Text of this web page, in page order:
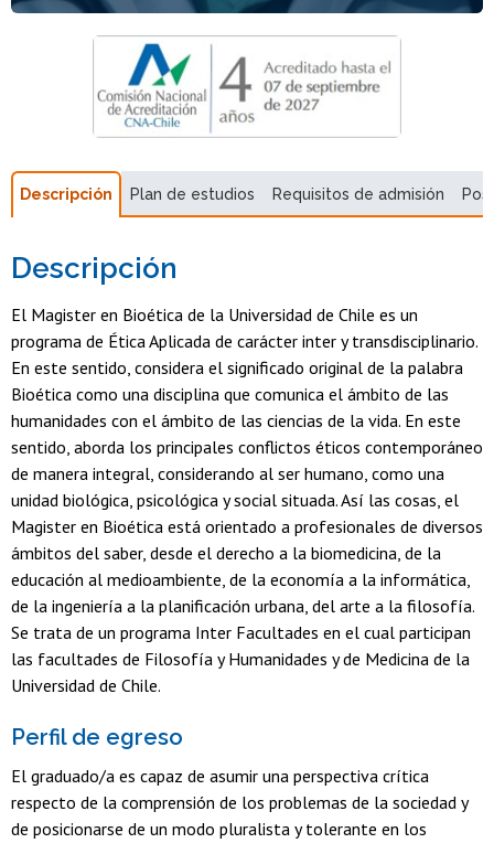
Descripción Plan de estudios Requisitos de admisión
Descripción
El Magister en Bioética de la Universidad de Chile es un
programa de Ética Aplicada de carácter inter y transdisciplinario.
En este sentido, considera el significado original de la palabra
Bioética como una disciplina que comunica el ámbito de las
humanidades con el ámbito de las ciencias de la vida. En este
sentido, aborda los principales conflictos éticos contemporáneo
de manera integral, considerando al ser humano, como una
unidad biológica, psicológica y social situada. Así las cosas, el
Magister en Bioética está orientado a profesionales de diversos
ámbitos del saber, desde el derecho a la biomedicina, de la
educación al medioambiente, de la economía a la informática,
de la ingeniería a la planificación urbana, del arte a la filosofía.
Se trata de un programa Inter Facultades en el cual participan
las facultades de Filosofía y Humanidades y de Medicina de la
Universidad de Chile.
Perfil de egreso
El graduado/a es capaz de asumir una perspectiva crítica
respecto de la comprensión de los problemas de la sociedad y
de posicionarse de un modo pluralista y tolerante en los